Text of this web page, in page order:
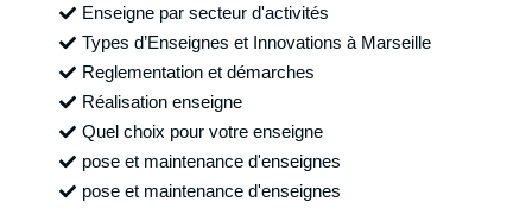
Enseigne par secteur d'activités
Types d’Enseignes et Innovations à Marseille
Reglementation et démarches
Réalisation enseigne
Quel choix pour votre enseigne
pose et maintenance d'enseignes
pose et maintenance d'enseignes